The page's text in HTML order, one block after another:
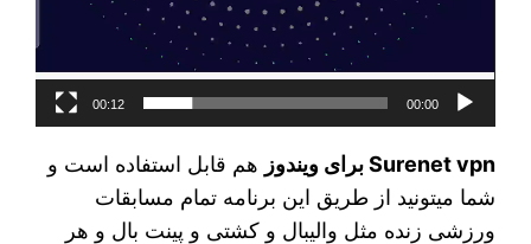
00:00
00:12
Surenet vpn برای ویندوز
هم قابل استفاده است و
شما میتونید از طریق این برنامه تمام مسابقات
ورزشی زنده مثل والیبال و کشتی و پینت بال و هر